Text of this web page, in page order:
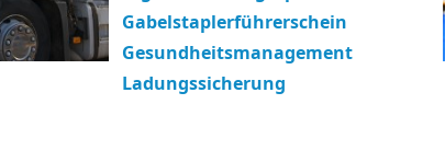
Gabelstaplerführerschein
Gesundheitsmanagement
Ladungssicherung